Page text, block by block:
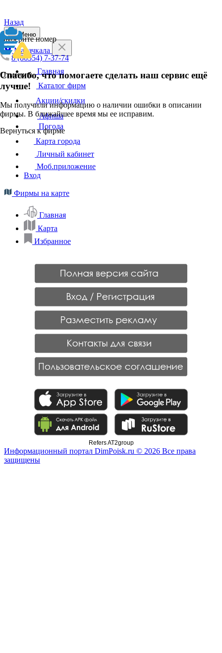
Назад
Выберите номер
8 (86554) 7-37-74
Отменить
Спасибо, что помогаете сделать наш сервис ещё
лучше!
Мы получили информацию о наличии ошибки в описании
фирмы. В ближайшее время мы ее исправим.
Вернуться к фирме
Меню
Махачкала
Главная
Каталог фирм
Акции/скидки
Афиша
Погода
Карта города
Личный кабинет
Моб.приложение
Вход
Фирмы на карте
Главная
Карта
Избранное
Refers AT2group
Информационный портал DimPoisk.ru © 2026 Все права
защищены